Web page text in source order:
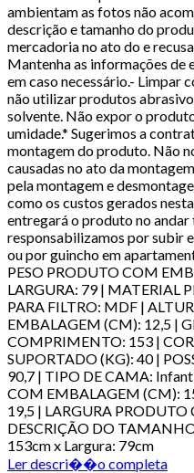
ambientam as fotos não
descrição e tamanho do
mercadoria no ato do e
Mantenha as informações de
em caso necessário.- Limpar
não utilizar produtos
solvente. Não expor o
umidade.* Sugerimos a
montagem do produto. Não
causadas no ato da
pela montagem e
como os custos gerados
entregará o produto no andar
responsabilizamos por subir
ou por guincho em
PESO PRODUTO COM
LARGURA: 79 | MATERIAL
PARA FILTRO: MDF |
EMBALAGEM (CM): 12,5 |
COMPRIMENTO: 153 |
SUPORTADO (KG): 40 |
90,7 | TIPO DE CAMA:
COM EMBALAGEM (CM):
19,5 | LARGURA
DESCRIÇÃO DO
153cm x Largura: 79cm
Ler descri��o completa